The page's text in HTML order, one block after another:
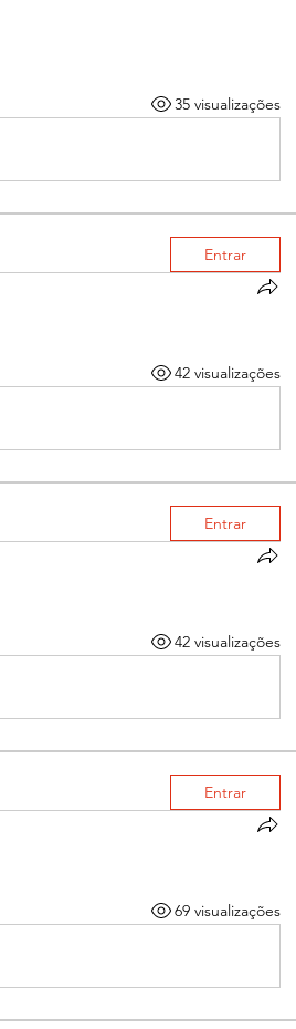
35 visualizações
Entrar
42 visualizações
Entrar
42 visualizações
Entrar
69 visualizações